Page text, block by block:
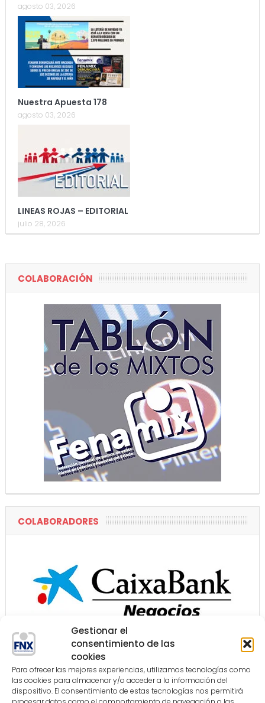
Gestionar el
consentimiento de las
cookies
Para ofrecer las mejores experiencias, utilizamos tecnologías como
las cookies para almacenar y/o acceder a la información del
dispositivo. El consentimiento de estas tecnologías nos permitirá
agosto 03, 2026
Nuestra Apuesta 178
agosto 03, 2026
LINEAS ROJAS – EDITORIAL
julio 28, 2026
COLABORACIÓN
COLABORADORES